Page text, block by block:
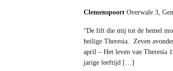
a
t
u
m
.
Clemenspoort Overwale 3,
“De lift die mij tot de hemel
heilige Theresia. Zeven
april – Het leven van Theresia
jarige leeftijd […]